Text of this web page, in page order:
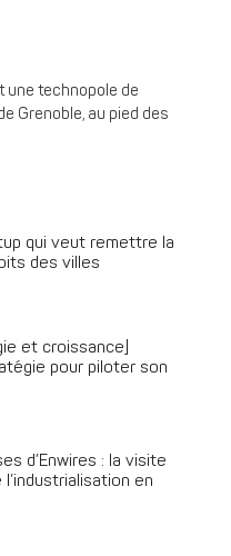
une technopole de
Grenoble, au pied des
qui veut remettre la
des villes
et croissance]
pour piloter son
d’Enwires : la visite
l’industrialisation en